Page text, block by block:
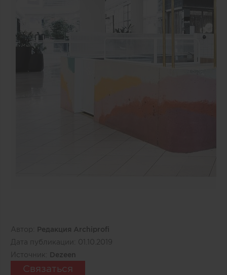
Автор:
Редакция Archiprofi
Дата публикации: 01.10.2019
Источник:
Dezeen
Связаться